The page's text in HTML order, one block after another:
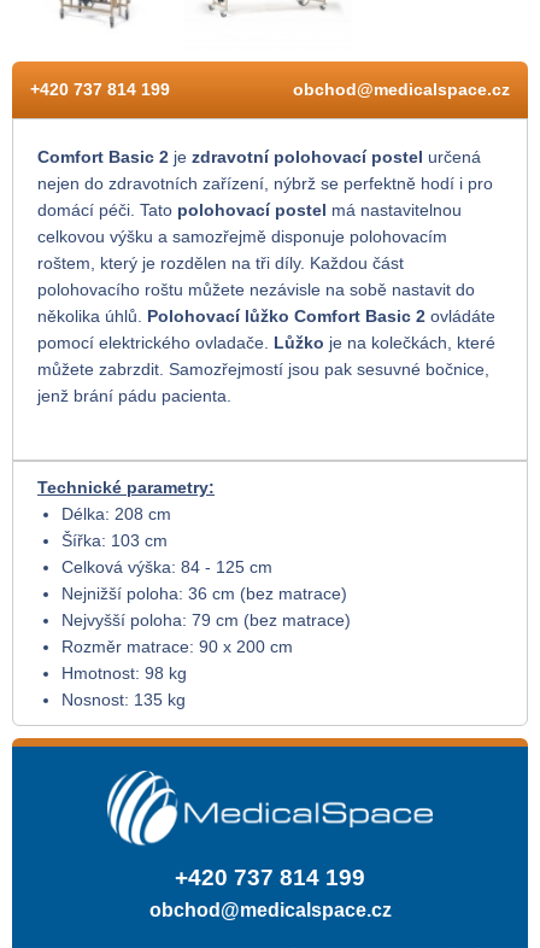
+420 737 814 199 obchod@medicalspace.cz
Comfort Basic 2 je zdravotní polohovací postel určená
nejen do zdravotních zařízení, nýbrž se perfektně hodí i pro
domácí péči. Tato polohovací postel má nastavitelnou
celkovou výšku a samozřejmě disponuje polohovacím
roštem, který je rozdělen na tři díly. Každou část
polohovacího roštu můžete nezávisle na sobě nastavit do
několika úhlů. Polohovací lůžko Comfort Basic 2 ovládáte
pomocí elektrického ovladače. Lůžko je na kolečkách, které
můžete zabrzdit. Samozřejmostí jsou pak sesuvné bočnice,
jenž brání pádu pacienta.
Technické parametry:
Délka: 208 cm
Šířka: 103 cm
Celková výška: 84 - 125 cm
Nejnižší poloha: 36 cm (bez matrace)
Nejvyšší poloha: 79 cm (bez matrace)
Rozměr matrace: 90 x 200 cm
Hmotnost: 98 kg
Nosnost: 135 kg
+420 737 814 199
obchod@medicalspace.cz